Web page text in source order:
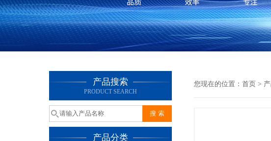
产品搜索
PRODUCT SEARCH
产品分类
您现在的位置： 首页 >